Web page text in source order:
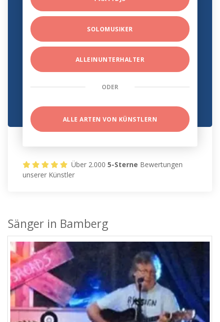
SOLOMUSIKER
ALLEINUNTERHALTER
ODER
ALLE ARTEN VON KÜNSTLERN
Über 2.0005-Sterne Bewertungen
unserer Künstler
Sänger in Bamberg